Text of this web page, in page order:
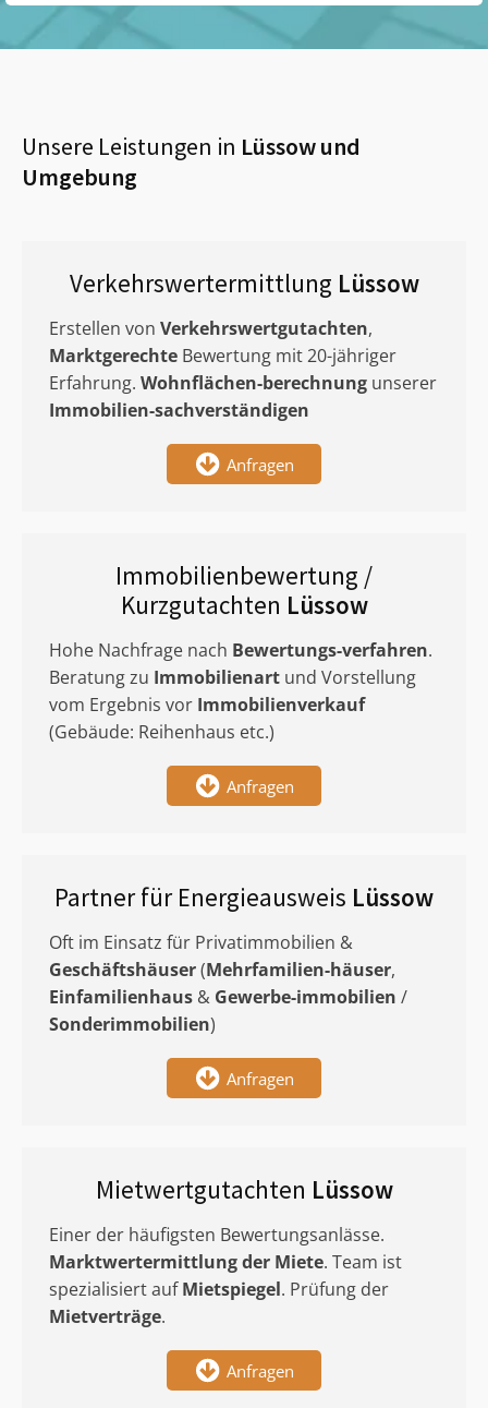
Unsere Leistungen in Lüssowund
Umgebung
Verkehrswertermittlung Lüssow
Erstellen von Verkehrswertgutachten,
Marktgerechte Bewertung mit 20-jähriger
Erfahrung. Wohnflächen-berechnung unserer
Immobilien-sachverständigen
Anfragen
Immobilienbewertung /
Kurzgutachten Lüssow
Hohe Nachfrage nach Bewertungs-verfahren.
Beratung zu Immobilienart und Vorstellung
vom Ergebnis vor Immobilienverkauf
(Gebäude: Reihenhaus etc.)
Anfragen
Partner für Energieausweis Lüssow
Oft im Einsatz für Privatimmobilien &
Geschäftshäuser(Mehrfamilien-häuser,
Einfamilienhaus & Gewerbe-immobilien /
Sonderimmobilien)
Anfragen
Mietwertgutachten Lüssow
Einer der häufigsten Bewertungsanlässe.
Marktwertermittlungder Miete. Team ist
spezialisiert aufMietspiegel. Prüfung der
Mietverträge.
Anfragen